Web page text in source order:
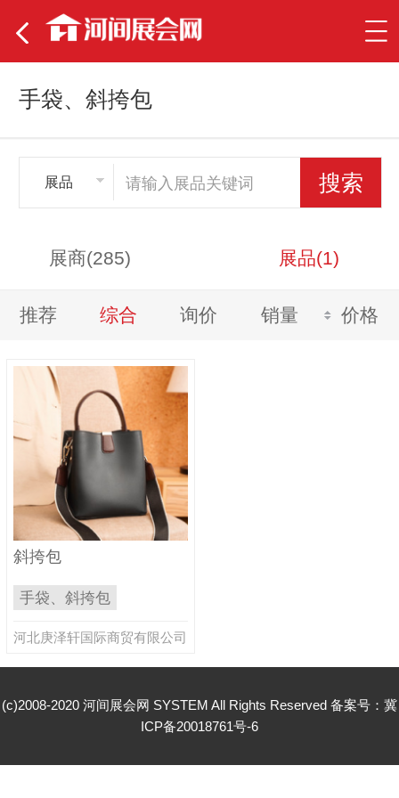
手袋、斜挎包
展品
展商(285) 展品(1)
推荐 综合 询价 销量 价格
斜挎包
手袋、斜挎包
河北庚泽轩国际商贸有限公司
(c)2008-2020 河间展会网 SYSTEM All Rights Reserved 备案号： 冀
ICP备20018761号-6